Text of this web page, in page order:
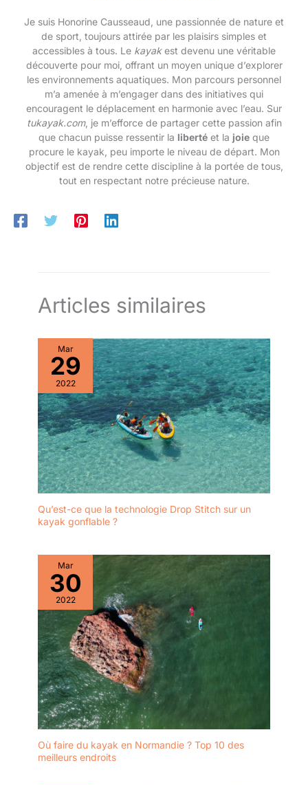
sécurité, aileron principal
amovible et kit de réparation en
cas d'urgence.
snorkeling, la pêche, les
voyages, etc. Un ensemble
suffit & Sans inquiétude :
Accessoires de planche de
sac à dos Oxford 600D, des
ailettes grandes et petites
amovibles, des pagaies mono
et double, une corde de
sécurité, une pompe manuelle
bidirectionnelle, un cylindre de
réparation PVC avec clé, un
siège de kayak, un sac étanche
pour téléphone portable et un
sac de stockage étanche de 5L.
Je suis Honorine Causseaud, une passionnée de nature et
de sport, toujours attirée par les plaisirs simples et
accessibles à tous. Le kayakest devenu une véritable
découverte pour moi, offrant un moyen unique d’explorer
les environnements aquatiques. Mon parcours personnel
m’a amenée à m’engager dans des initiatives qui
encouragent le déplacement en harmonie avec l’eau. Sur
tukayak.com, je m’efforce de partager cette passion afin
que chacun puisse ressentir la liberté et la joie que
procure le kayak, peu importe le niveau de départ. Mon
objectif est de rendre cette discipline à la portée de tous,
tout en respectant notre précieuse nature.
Articles similaires
Mar
29
2022
Qu’est-ce que la technologie Drop Stitch sur un
kayak gonflable ?
Mar
30
2022
Où faire du kayak en Normandie ? Top 10 des
meilleurs endroits